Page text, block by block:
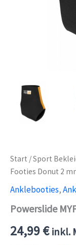
Start /Sport
Footies Donut 2
Anklebooties,
Powerslide
24,99€ inkl.